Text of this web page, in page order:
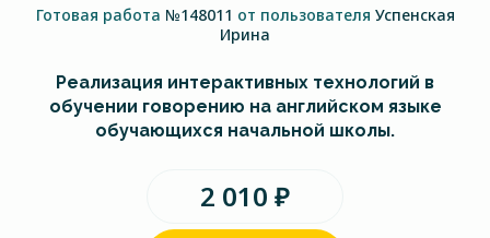
Готовая работа №148011 от пользователя Успенская
Ирина
Реализация интерактивных технологий в
обучении говорению на английском языке
обучающихся начальной школы.
2 010 ₽